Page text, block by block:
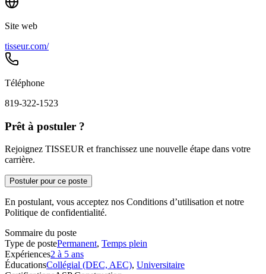
Site web
tisseur.com/
Téléphone
819-322-1523
Prêt à postuler ?
Rejoignez TISSEUR et franchissez une nouvelle étape dans votre
carrière.
Postuler pour ce poste
En postulant, vous acceptez nos Conditions d’utilisation et notre
Politique de confidentialité.
Sommaire du poste
Type de postePermanent, Temps plein
Expériences2 à 5 ans
ÉducationsCollégial (DEC, AEC), Universitaire